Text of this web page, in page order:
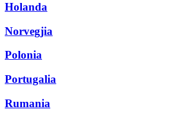
Holanda
Norvegjia
Polonia
Portugalia
Rumania